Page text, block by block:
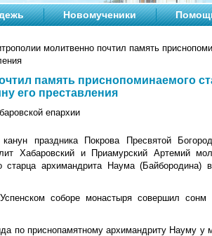
Новомученики
молитвенно почтил память
память приснопоминаемого
его преставления
епархии
праздника Покрова Пресвятой
Хабаровский и Приамурский Артемий
старца архимандрита Наума (Байбородина)
соборе монастыря совершил сонм
по приснопамятному архимандриту Науму у